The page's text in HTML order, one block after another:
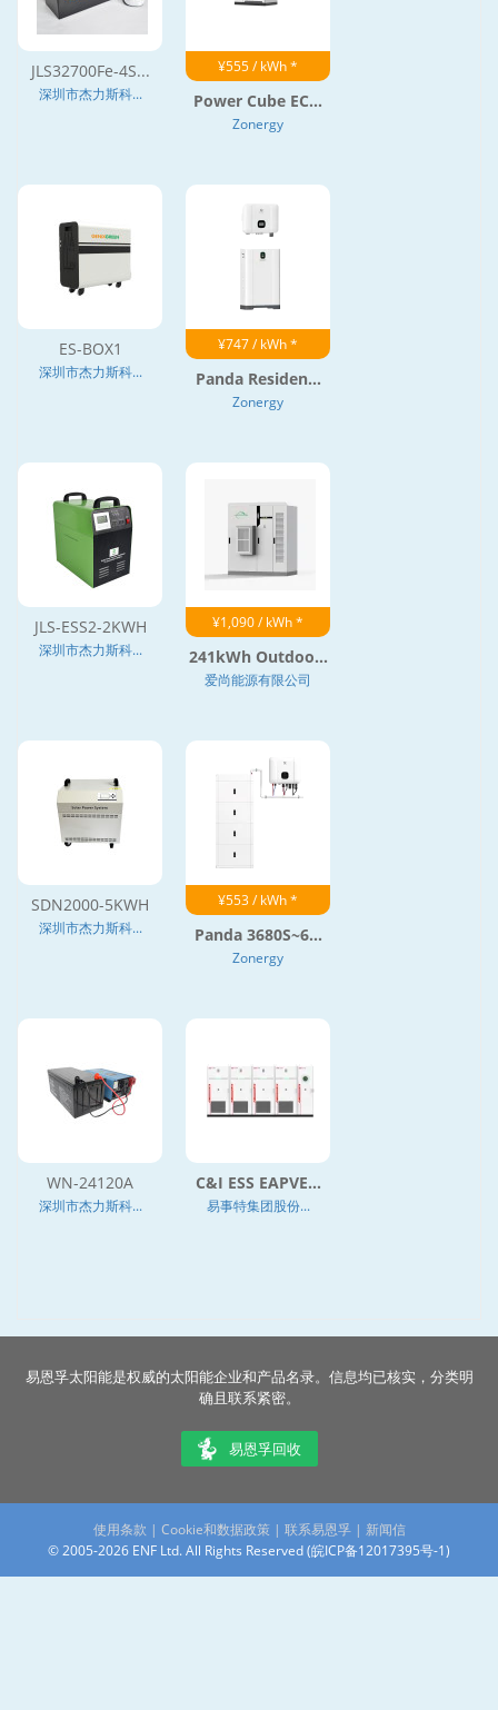
JLS32700Fe-4S...
深圳市杰力斯科...
¥555 / kWh *
Power Cube EC...
Zonergy
ES-BOX1
深圳市杰力斯科...
¥747 / kWh *
Panda Residen...
Zonergy
JLS-ESS2-2KWH
深圳市杰力斯科...
¥1,090 / kWh *
241kWh Outdoo...
爱尚能源有限公司
SDN2000-5KWH
深圳市杰力斯科...
¥553 / kWh *
Panda 3680S~6...
Zonergy
WN-24120A
深圳市杰力斯科...
C&I ESS EAPVE...
易事特集团股份...
易恩孚太阳能是权威的太阳能企业和产品名录。信息均已核实，分类明
确且联系紧密。
易恩孚回收
使用条款 | Cookie和数据政策| 联系易恩孚 | 新闻信
© 2005-2026 ENF Ltd. All Rights Reserved (皖ICP备12017395号-1)